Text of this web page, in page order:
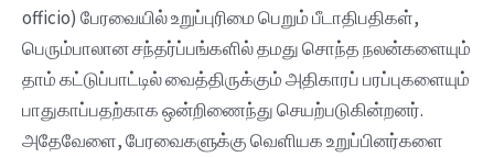
officio) பேரவையில் உறுப்புரிமை பெறும் பீடாதிபதிகள்,
பெரும்பாலான சந்தர்ப்பங்களில் தமது சொந்த நலன்களையும்
தாம் கட்டுப்பாட்டில் வைத்திருக்கும் அதிகாரப் பரப்புகளையும்
பாதுகாப்பதற்காக ஒன்றிணைந்து செயற்படுகின்றனர்.
அதேவேளை, பேரவைகளுக்கு வெளியக உறுப்பினர்களை